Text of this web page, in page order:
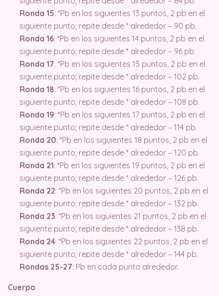
Ronda 15: *Pb en los siguientes 13 puntos, 2 pb en el
siguiente punto; repite desde * alrededor – 90 pb.
Ronda 16: *Pb en los siguientes 14 puntos, 2 pb en el
siguiente punto; repite desde * alrededor – 96 pb.
Ronda 17: *Pb en los siguientes 15 puntos, 2 pb en el
siguiente punto; repite desde * alrededor – 102 pb.
Ronda 18: *Pb en los siguientes 16 puntos, 2 pb en el
siguiente punto; repite desde * alrededor – 108 pb.
Ronda 19: *Pb en los siguientes 17 puntos, 2 pb en el
siguiente punto; repite desde * alrededor – 114 pb.
Ronda 20: *Pb en los siguientes 18 puntos, 2 pb en el
siguiente punto; repite desde * alrededor – 120 pb.
Ronda 21: *Pb en los siguientes 19 puntos, 2 pb en el
siguiente punto; repite desde * alrededor – 126 pb.
Ronda 22: *Pb en los siguientes 20 puntos, 2 pb en el
siguiente punto; repite desde * alrededor – 132 pb.
Ronda 23: *Pb en los siguientes 21 puntos, 2 pb en el
siguiente punto; repite desde * alrededor – 138 pb.
Ronda 24: *Pb en los siguientes 22 puntos, 2 pb en el
siguiente punto; repite desde * alrededor – 144 pb.
Rondas 25-27: Pb en cada punto alrededor.
Cuerpo